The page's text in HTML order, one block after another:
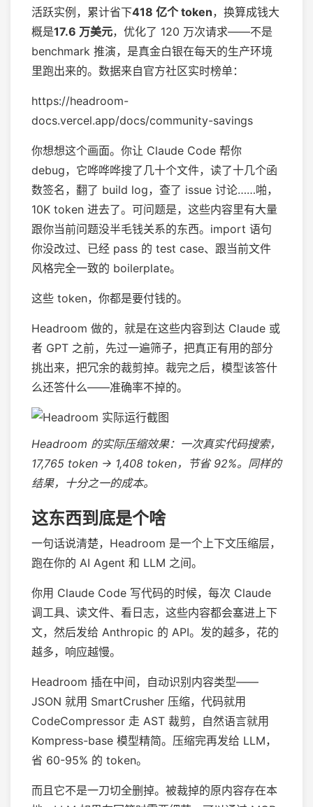
活跃实例，累计省下418 亿个 token，换算成钱大
概是17.6 万美元，优化了 120 万次请求——不是
benchmark 推演，是真金白银在每天的生产环境
里跑出来的。数据来自官方社区实时榜单：
https://headroom-
docs.vercel.app/docs/community-savings
你想想这个画面。你让 Claude Code 帮你
debug，它哗哗哗搜了几十个文件，读了十几个函
数签名，翻了 build log，查了 issue 讨论……啪，
10K token 进去了。可问题是，这些内容里有大量
跟你当前问题没半毛钱关系的东西。import 语句
你没改过、已经 pass 的 test case、跟当前文件
风格完全一致的 boilerplate。
这些 token，你都是要付钱的。
Headroom 做的，就是在这些内容到达 Claude 或
者 GPT 之前，先过一遍筛子，把真正有用的部分
挑出来，把冗余的裁剪掉。裁完之后，模型该答什
么还答什么——准确率不掉的。
Headroom 的实际压缩效果：一次真实代码搜索，
17,765 token → 1,408 token，节省 92%。同样的
结果，十分之一的成本。
这东西到底是个啥
一句话说清楚，Headroom 是一个上下文压缩层，
跑在你的 AI Agent 和 LLM 之间。
你用 Claude Code 写代码的时候，每次 Claude
调工具、读文件、看日志，这些内容都会塞进上下
文，然后发给 Anthropic 的 API。发的越多，花的
越多，响应越慢。
Headroom 插在中间，自动识别内容类型——
JSON 就用 SmartCrusher 压缩，代码就用
CodeCompressor 走 AST 裁剪，自然语言就用
Kompress-base 模型精简。压缩完再发给 LLM，
省 60-95% 的 token。
而且它不是一刀切全删掉。被裁掉的原内容存在本